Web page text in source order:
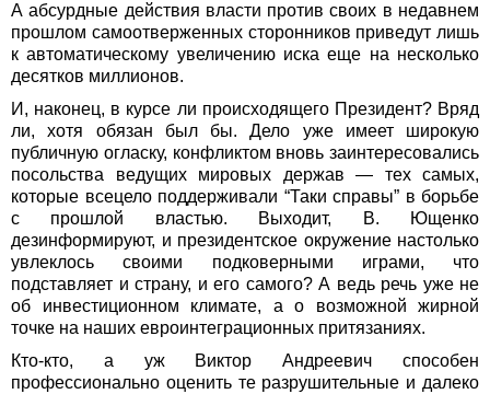
А абсурдные действия власти против своих в недавнем
прошлом самоотверженных сторонников приведут лишь
к автоматическому увеличению иска еще на несколько
десятков миллионов.
И, наконец, в курсе ли происходящего Президент? Вряд
ли, хотя обязан был бы. Дело уже имеет широкую
публичную огласку, конфликтом вновь заинтересовались
посольства ведущих мировых держав — тех самых,
которые всецело поддерживали “Таки справы” в борьбе
с прошлой властью. Выходит, В. Ющенко
дезинформируют, и президентское окружение настолько
увлеклось своими подковерными играми, что
подставляет и страну, и его самого? А ведь речь уже не
об инвестиционном климате, а о возможной жирной
точке на наших евроинтеграционных притязаниях.
Кто-кто, а уж Виктор Андреевич способен
профессионально оценить те разрушительные и далеко